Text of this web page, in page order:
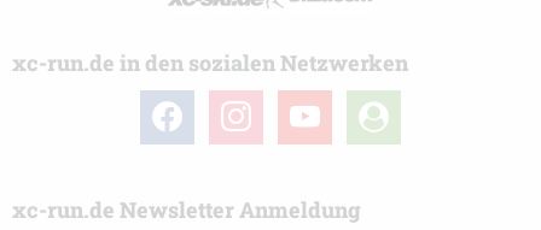
xc-run.de in den sozialen Netzwerken
facebook instagramyoutube
user-
circle
xc-run.de Newsletter Anmeldung